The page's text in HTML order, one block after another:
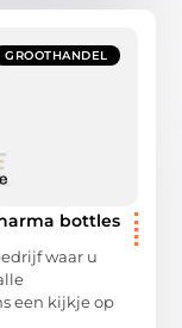
GROOTHANDEL
bottles
waar u
een kijkje op